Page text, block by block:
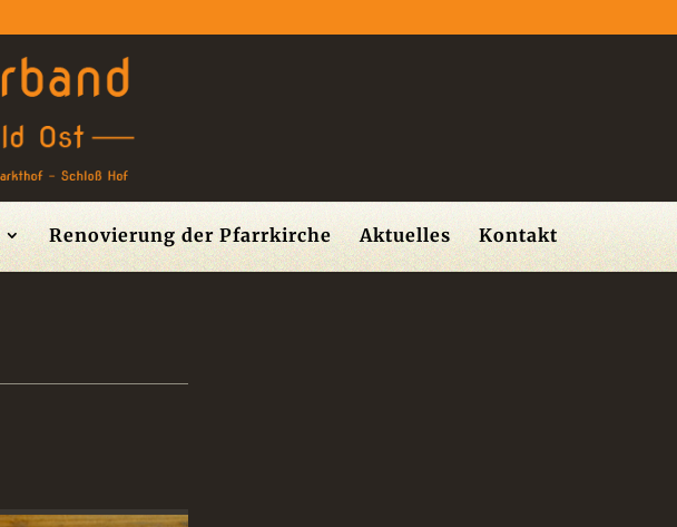
Renovierung der Pfarrkirche Aktuelles Kontakt